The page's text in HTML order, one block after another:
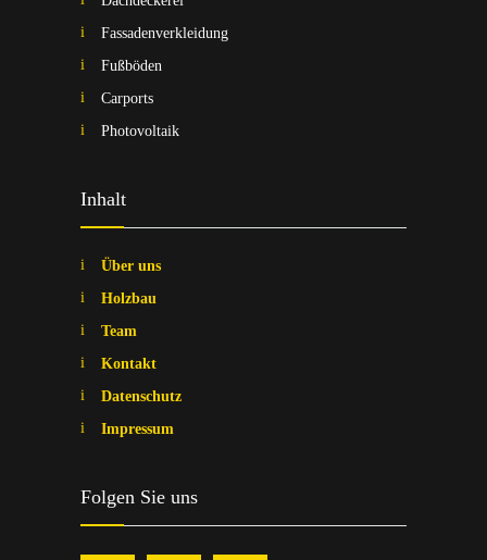
Fassadenverkleidung
Fußböden
Carports
Photovoltaik
Inhalt
Über uns
Holzbau
Team
Kontakt
Datenschutz
Impressum
Folgen Sie uns